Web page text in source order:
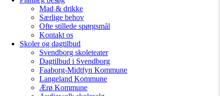
Mad & drikke
Særlige behov
Ofte stillede spørgsmål
Kontakt os
Skoler og dagtilbud
Svendborg skoleteater
Dagtilbud i Svendborg
Faaborg-Midtfyn Kommune
Langeland Kommune
Ærø Kommune